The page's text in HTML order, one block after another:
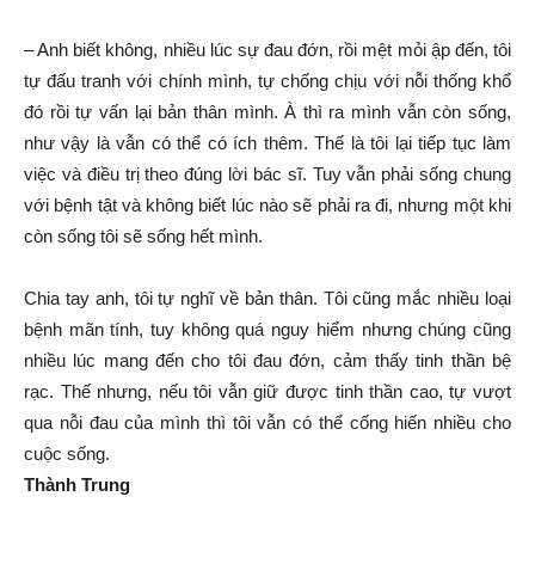
– Anh biết không, nhiều lúc sự đau đớn, rồi mệt mỏi ập đến, tôi
tự đấu tranh với chính mình, tự chống chịu với nỗi thống khổ
đó rồi tự vấn lại bản thân mình. À thì ra mình vẫn còn sống,
như vậy là vẫn có thể có ích thêm. Thế là tôi lại tiếp tục làm
việc và điều trị theo đúng lời bác sĩ. Tuy vẫn phải sống chung
với bệnh tật và không biết lúc nào sẽ phải ra đi, nhưng một khi
còn sống tôi sẽ sống hết mình.
Chia tay anh, tôi tự nghĩ về bản thân. Tôi cũng mắc nhiều loại
bệnh mãn tính, tuy không quá nguy hiểm nhưng chúng cũng
nhiều lúc mang đến cho tôi đau đớn, cảm thấy tinh thần bệ
rạc. Thế nhưng, nếu tôi vẫn giữ được tinh thần cao, tự vượt
qua nỗi đau của mình thì tôi vẫn có thể cống hiến nhiều cho
cuộc sống.
Thành Trung